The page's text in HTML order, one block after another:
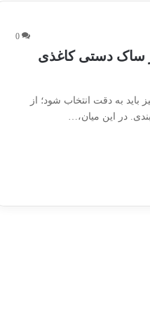
0
ساک دستی کاغذی
باید به دقت انتخاب شود؛ از
در این میان،…